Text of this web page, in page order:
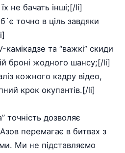
не бачать інші;[/li]
точно в ціль завдяки
та “важкі” скиди
броні жодного шансу;[/li]
кожного кадру відео,
крок окупантів.[/li]
точність дозволяє
перемагає в битвах з
Ми не підставляємо